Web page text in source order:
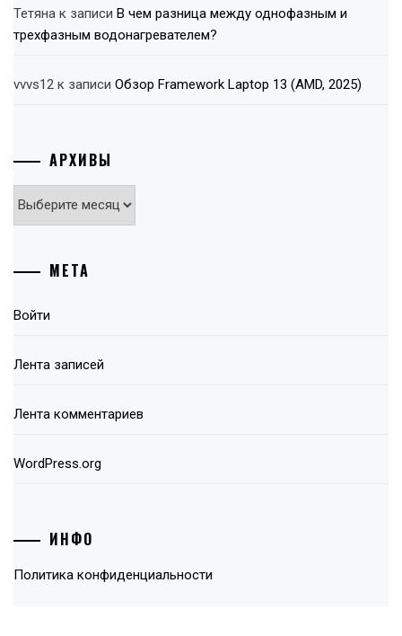
Тетяна к записи В чем разница между однофазным и
трехфазным водонагревателем?
vvvs12 к записи Обзор Framework Laptop 13 (AMD, 2025)
АРХИВЫ
Архивы
МЕТА
Войти
Лента записей
Лента комментариев
WordPress.org
ИНФО
Политика конфиденциальности